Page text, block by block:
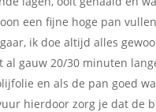
een fijne hoge pan
ik doe altijd alles
gauw 20/30 minuten
en als de pan goed
hierdoor zorg je dat de